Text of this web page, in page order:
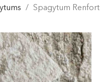
Spagytum Renfort